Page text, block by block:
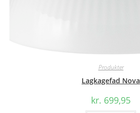
Produkter
Lagkagefad Nova
kr. 699,95